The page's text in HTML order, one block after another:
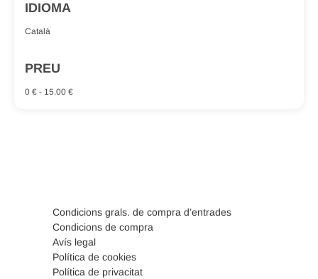
IDIOMA
Català
PREU
0 € - 15.00 €
Condicions grals. de compra d’entrades
Condicions de compra
Avís legal
Política de cookies
Política de privacitat